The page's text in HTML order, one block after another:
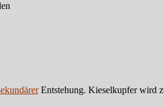
Entstehung. Kieselkupfer wird